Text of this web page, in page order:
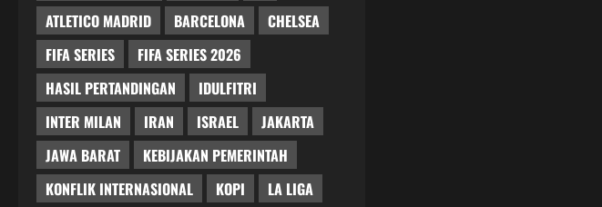
ATLETICO MADRID
BARCELONA
CHELSEA
FIFA SERIES
FIFA SERIES 2026
HASIL PERTANDINGAN
IDULFITRI
INTER MILAN
IRAN ISRAEL
JAKARTA
JAWA BARAT
KEBIJAKAN PEMERINTAH
KONFLIK INTERNASIONAL
KOPI
LA LIGA